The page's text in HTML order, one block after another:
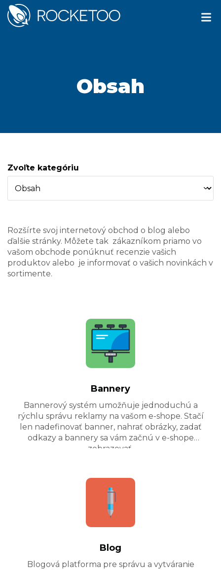
Obsah
Zvoľte kategóriu
Rozšírte svoj internetový obchod o blog alebo
ďalšie stránky. Môžete tak zákazníkom priamo vo
vašom obchode ponúknuť recenzie vašich
produktov alebo je informovať o vašich novinkách v
sortimente.
Bannery
Bannerový systém umožňuje jednoduchú a
rýchlu správu reklamy na vašom e-shope. Stačí
len nadefinovať banner, nahrať obrázky, zadať
odkazy a bannery sa vám začnú v e-shope
zobrazovať.
Blog
Blogová platforma pre správu a vytváranie